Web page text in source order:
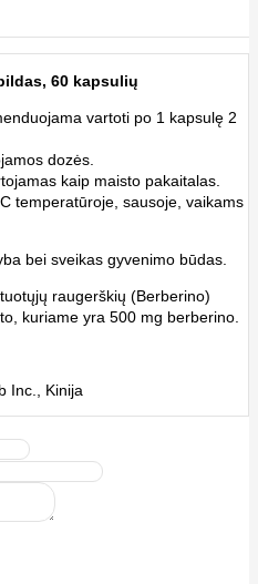
60 kapsulių
vartoti po 1 kapsulę 2
dozės.
kaip maisto pakaitalas.
temperatūroje, sausoje, vaikams
bei sveikas gyvenimo būdas.
raugerškių (Berberino)
kuriame yra 500 mg berberino.
Inc., Kinija